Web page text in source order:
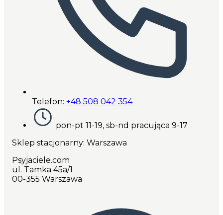
Telefon: +48 508 042 354
pon-pt 11-19, sb-nd pracująca 9-17
Sklep stacjonarny: Warszawa
Psyjaciele.com
ul. Tamka 45a/1
00-355 Warszawa